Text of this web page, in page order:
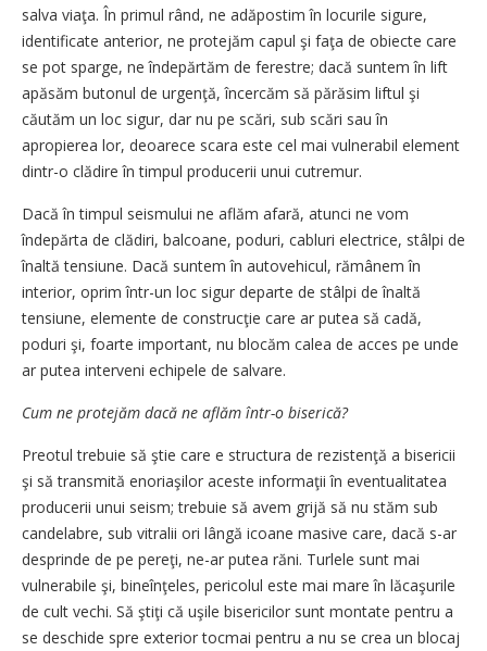
salva viaţa. În primul rând, ne adăpostim în locurile sigure,
identificate anterior, ne protejăm capul şi faţa de obiecte care
se pot sparge, ne îndepărtăm de ferestre; dacă suntem în lift
apăsăm butonul de urgenţă, încercăm să părăsim liftul şi
căutăm un loc sigur, dar nu pe scări, sub scări sau în
apropierea lor, deoarece scara este cel mai vulnerabil element
dintr-o clădire în timpul producerii unui cutremur.
Dacă în timpul seismului ne aflăm afară, atunci ne vom
îndepărta de clădiri, balcoane, poduri, cabluri electrice, stâlpi de
înaltă tensiune. Dacă suntem în autovehicul, rămânem în
interior, oprim într-un loc sigur departe de stâlpi de înaltă
tensiune, elemente de construcţie care ar putea să cadă,
poduri şi, foarte important, nu blocăm calea de acces pe unde
ar putea interveni echipele de salvare.
Cum ne protejăm dacă ne aflăm într-o biserică?
Preotul trebuie să ştie care e structura de rezistenţă a bisericii
şi să transmită enoriaşilor aceste informaţii în eventualitatea
producerii unui seism; trebuie să avem grijă să nu stăm sub
candelabre, sub vitralii ori lângă icoane masive care, dacă s-ar
desprinde de pe pereţi, ne-ar putea răni. Turlele sunt mai
vulnerabile şi, bineînţeles, pericolul este mai mare în lăcaşurile
de cult vechi. Să ştiţi că uşile bisericilor sunt montate pentru a
se deschide spre exterior tocmai pentru a nu se crea un blocaj